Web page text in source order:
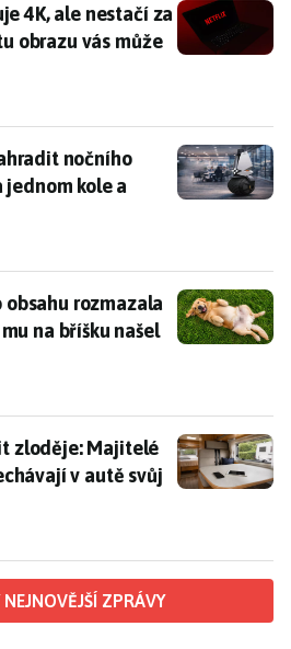
4K, ale nestačí za něj jen
4K, ale nestačí za
obrazu vás může
nočního hlídače.
nočního
jednom kole a
rozmazala video se
rozmazala
na bříšku našel
zloděje: Majitelé karavanů
zloděje: Majitelé
v autě svůj
NEJNOVĚJŠÍ ZPRÁVY